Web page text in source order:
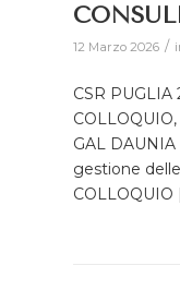
12 Marzo 2026 /
CSR
GAL DAUNIA
gestione
COLLOQUIO